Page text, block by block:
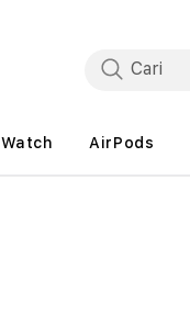
Watch AirPods